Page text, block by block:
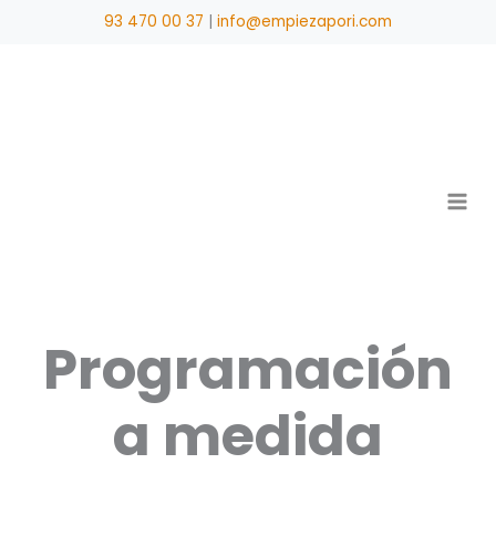
93 470 00 37 | info@empiezapori.com
Programación
a medida